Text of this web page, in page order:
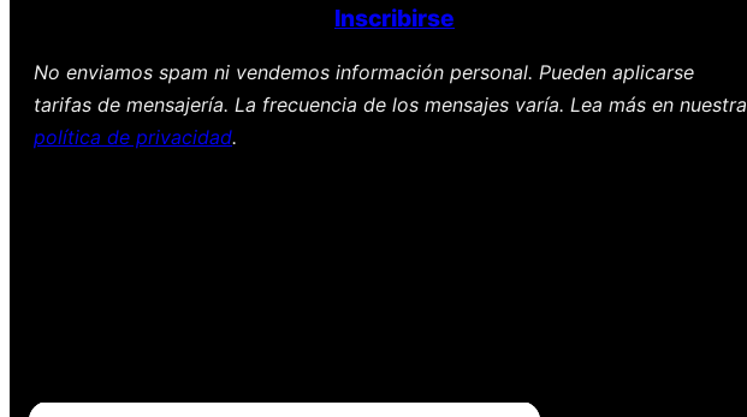
Inscribirse
No enviamos spam ni vendemos información personal. Pueden aplicarse
tarifas de mensajería. La frecuencia de los mensajes varía. Lea más en nuestra
política de privacidad.